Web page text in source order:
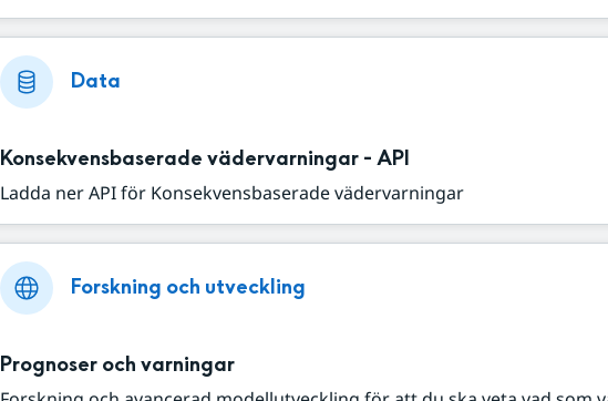
Data
Konsekvensbaserade vädervarningar - API
Ladda ner API för Konsekvensbaserade vädervarningar
Forskning och utveckling
Prognoser och varningar